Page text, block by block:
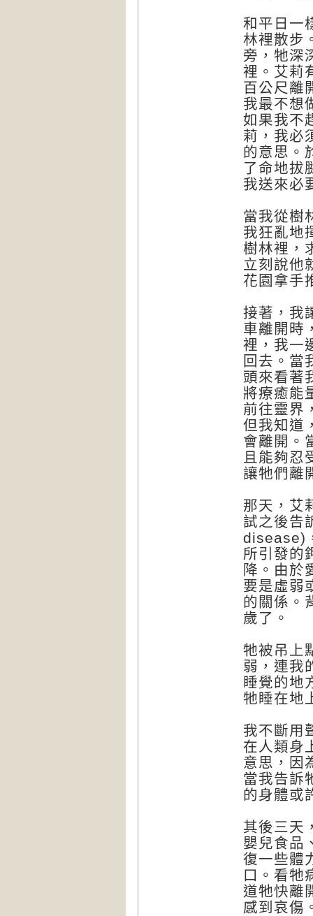
和平日一
林裡散步
旁，牠深
裡。艾莉
百公尺離
我最不想
如果我不
莉，我必
的意思。
了命地拔
我送來必
當我從樹
我狂亂地
樹林裡，
立刻說他
花園拿手
接著，我
車離開時
裡，我一
回去。當
頭來看著
將療癒能
前往靈界
但我知道
會離開。
且能夠忍
讓牠們離
那天，艾
試之後告
disease)
所引發的
降。由於
要是虛弱
的關係。
歲了。
牠被吊上
弱，連我
睡覺的地
牠睡在地
我不斷用
在人類身
意思，因
當我告訴
的身體或
其後三天
嬰兒食品
復一些體
口。看牠
道牠快離
感到哀傷